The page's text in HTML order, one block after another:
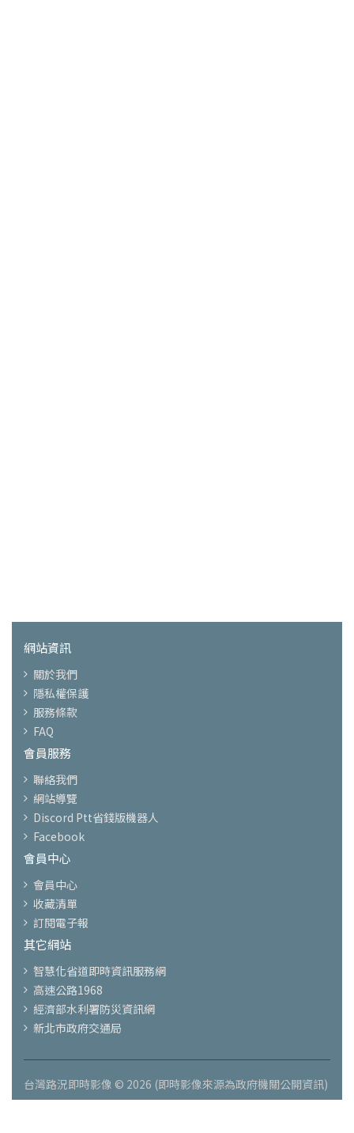
網站資訊
關於我們
隱私權保護
服務條款
FAQ
會員服務
聯絡我們
網站導覽
Discord Ptt省錢版機器人
Facebook
會員中心
會員中心
收藏清單
訂閱電子報
其它網站
智慧化省道即時資訊服務網
高速公路1968
經濟部水利署防災資訊網
新北市政府交通局
台灣路況即時影像 © 2026 (即時影像來源為政府機關公開資訊)